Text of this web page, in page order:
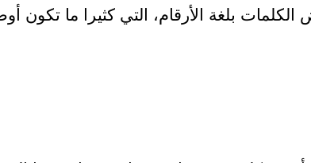
بلغة الأرقام، التي كثيرا ما تكون